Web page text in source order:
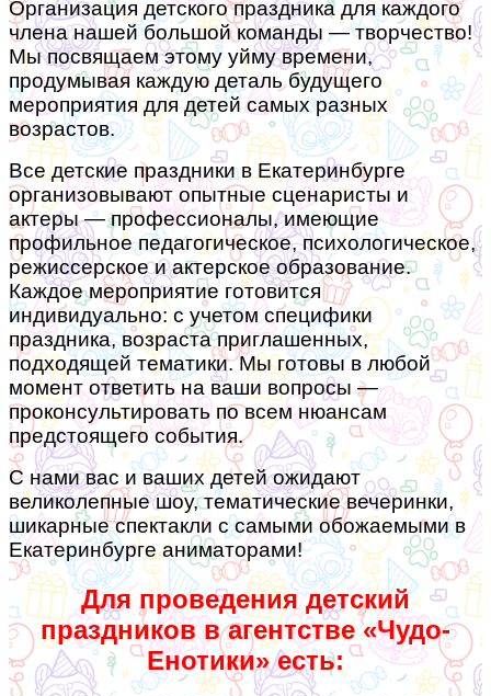
Организация детского праздника для каждого
члена нашей большой команды — творчество!
Мы посвящаем этому уйму времени,
продумывая каждую деталь будущего
мероприятия для детей самых разных
возрастов.
Все детские праздники в Екатеринбурге
организовывают опытные сценаристы и
актеры — профессионалы, имеющие
профильное педагогическое, психологическое,
режиссерское и актерское образование.
Каждое мероприятие готовится
индивидуально: с учетом специфики
праздника, возраста приглашенных,
подходящей тематики. Мы готовы в любой
момент ответить на ваши вопросы —
проконсультировать по всем нюансам
предстоящего события.
С нами вас и ваших детей ожидают
великолепные шоу, тематические вечеринки,
шикарные спектакли с самыми обожаемыми в
Екатеринбурге аниматорами!
Для проведения детский
праздников в агентстве «Чудо-
Енотики» есть: